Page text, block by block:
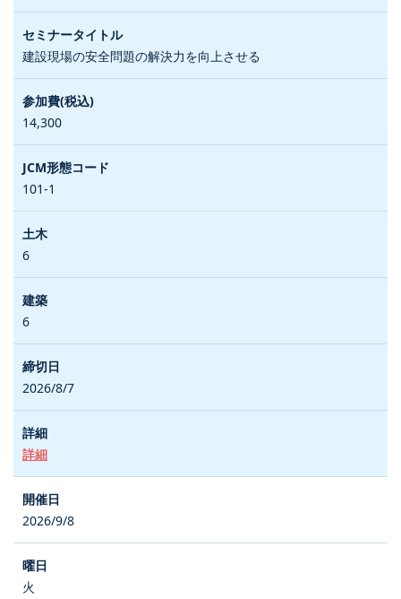
建設現場の安全問題の解決力を向上させる
14,300
101-1
6
6
2026/8/7
詳細
2026/9/8
火